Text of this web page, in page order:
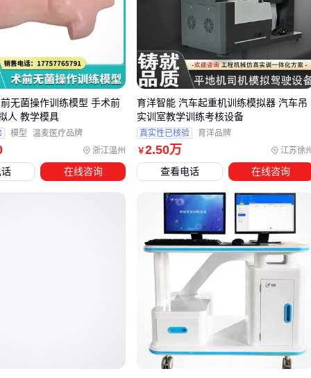
训练机构设备的选型首先要明确核心训练目标。不同训练需求
对设备的功能性和耐用性要求差异明显：
基础体能训练：优先考虑团体训练设备 与有氧运动设备
的组合使用，满足多人同时训练需求
专项技能提升：需匹配
运动模拟器 或智能健身镜
等具备
动作反馈功能的设备
康复训练场景：应选择具备安全防护设计的康复训练设备
运动防护装备
别是需要临时扩展训练空间或应对特殊天气的情况。这类装配
式空间既能保证训练连续性，又能避免因场地不足导致的设备
运动康复课程
等软性方案可
能比硬件采购更符合业务需求。这类方案通常包含专业评估体
系和定制化训练模块，能快速形成差异化服务能力。
选定主设备后，还需评估配套设备的协同性。例如
力量训练器
进行效果监测，而虚拟现实训练
浙江温州
无菌操作训练模型 手术前
人 教学模具
模型 温麦医疗品牌
在线咨询
￥2.50万 江苏徐
育洋智能 汽车起重机训练模拟器 汽车吊
实训室教学训练考核设备
真实性已核验 育洋品牌
查看电话 在线咨询